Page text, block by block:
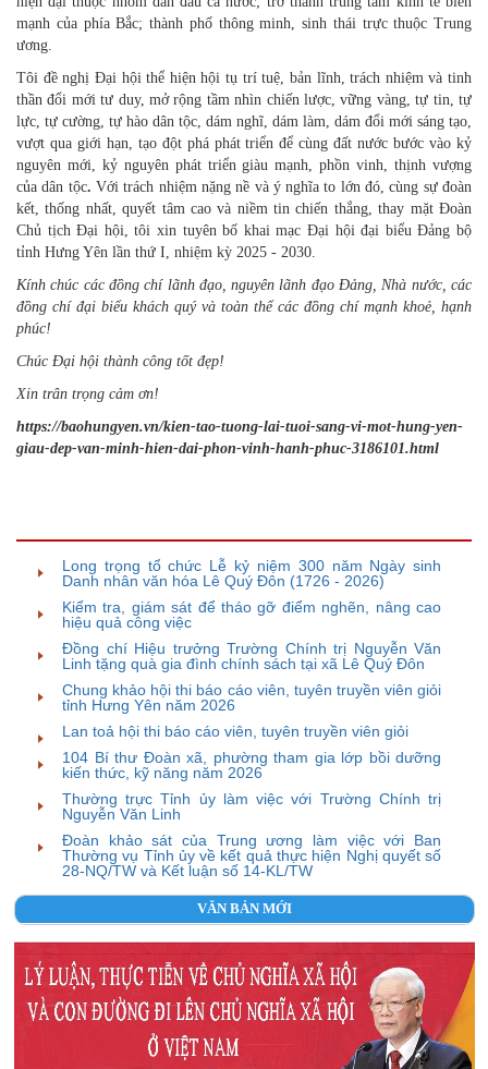
mạnh của phía Bắc; thành phố thông minh, sinh thái trực thuộc Trung
ương.
Tôi đề nghị Đại hội thể hiện hội tụ trí tuệ, bản lĩnh, trách nhiệm và tinh
thần đổi mới tư duy, mở rộng tầm nhìn chiến lược, vững vàng, tự tin, tự
lực, tự cường, tự hào dân tộc, dám nghĩ, dám làm, dám đổi mới sáng tạo,
vượt qua giới hạn, tạo đột phá phát triển để cùng đất nước bước vào kỷ
nguyên mới, kỷ nguyên phát triển giàu mạnh, phồn vinh, thịnh vượng
của dân tộc. Với trách nhiệm nặng nề và ý nghĩa to lớn đó, cùng sự đoàn
kết, thống nhất, quyết tâm cao và niềm tin chiến thắng, thay mặt Đoàn
Chủ tịch Đại hội, tôi xin tuyên bố khai mạc Đại hội đại biểu Đảng bộ
tỉnh Hưng Yên lần thứ I, nhiệm kỳ 2025 - 2030.
Kính chúc các đồng chí lãnh đạo, nguyên lãnh đạo Đảng, Nhà nước, các
đồng chí đại biểu khách quý và toàn thể các đồng chí mạnh khoẻ, hạnh
phúc!
Chúc Đại hội thành công tốt đẹp!
Xin trân trọng cảm ơn!
https://baohungyen.vn/kien-tao-tuong-lai-tuoi-sang-vi-mot-hung-yen-
giau-dep-van-minh-hien-dai-phon-vinh-hanh-phuc-3186101.html
Long trọng tổ chức Lễ kỷ niệm 300 năm Ngày sinh
Danh nhân văn hóa Lê Quý Đôn (1726 - 2026)
Kiểm tra, giám sát để tháo gỡ điểm nghẽn, nâng cao
hiệu quả công việc
Đồng chí Hiệu trưởng Trường Chính trị Nguyễn Văn
Linh tặng quà gia đình chính sách tại xã Lê Quý Đôn
Chung khảo hội thi báo cáo viên, tuyên truyền viên giỏi
tỉnh Hưng Yên năm 2026
Lan toả hội thi báo cáo viên, tuyên truyền viên giỏi
104 Bí thư Đoàn xã, phường tham gia lớp bồi dưỡng
kiến thức, kỹ năng năm 2026
Thường trực Tỉnh ủy làm việc với Trường Chính trị
Nguyễn Văn Linh
Đoàn khảo sát của Trung ương làm việc với Ban
Thường vụ Tỉnh ủy về kết quả thực hiện Nghị quyết số
28-NQ/TW và Kết luận số 14-KL/TW
VĂN BẢN MỚI